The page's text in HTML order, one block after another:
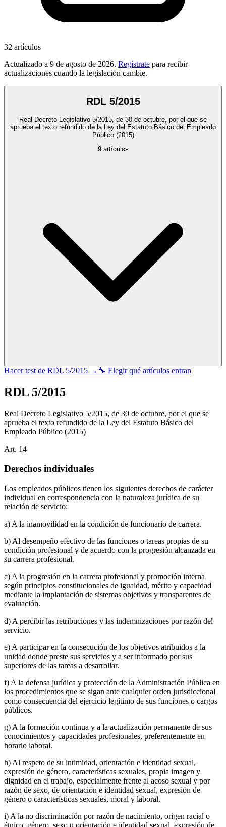
32 artículos
Actualizado a 9 de agosto de 2026. Regístrate para recibir
actualizaciones cuando la legislación cambie.
RDL 5/2015
Real Decreto Legislativo 5/2015, de 30 de octubre, por el que se
aprueba el texto refundido de la Ley del Estatuto Básico del Empleado
Público (2015)
9artículos
Hacer test de RDL 5/2015 → 🔧 Elegir qué artículos entran
RDL 5/2015
Real Decreto Legislativo 5/2015, de 30 de octubre, por el que se
aprueba el texto refundido de la Ley del Estatuto Básico del
Empleado Público (2015)
Art. 14
Derechos individuales
Los empleados públicos tienen los siguientes derechos de carácter
individual en correspondencia con la naturaleza jurídica de su
relación de servicio:
a) A la inamovilidad en la condición de funcionario de carrera.
b) Al desempeño efectivo de las funciones o tareas propias de su
condición profesional y de acuerdo con la progresión alcanzada en
su carrera profesional.
c) A la progresión en la carrera profesional y promoción interna
según principios constitucionales de igualdad, mérito y capacidad
mediante la implantación de sistemas objetivos y transparentes de
evaluación.
d) A percibir las retribuciones y las indemnizaciones por razón del
servicio.
e) A participar en la consecución de los objetivos atribuidos a la
unidad donde preste sus servicios y a ser informado por sus
superiores de las tareas a desarrollar.
f) A la defensa jurídica y protección de la Administración Pública en
los procedimientos que se sigan ante cualquier orden jurisdiccional
como consecuencia del ejercicio legítimo de sus funciones o cargos
públicos.
g) A la formación continua y a la actualización permanente de sus
conocimientos y capacidades profesionales, preferentemente en
horario laboral.
h) Al respeto de su intimidad, orientación e identidad sexual,
expresión de género, características sexuales, propia imagen y
dignidad en el trabajo, especialmente frente al acoso sexual y por
razón de sexo, de orientación e identidad sexual, expresión de
género o características sexuales, moral y laboral.
i) A la no discriminación por razón de nacimiento, origen racial o
étnico, género, sexo u orientación e identidad sexual, expresión de